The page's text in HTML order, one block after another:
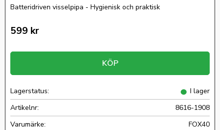
Batteridriven visselpipa - Hygienisk och praktisk
599 kr
KÖP
Lagerstatus
I lager
Artikelnr
8616-1908
FOX40